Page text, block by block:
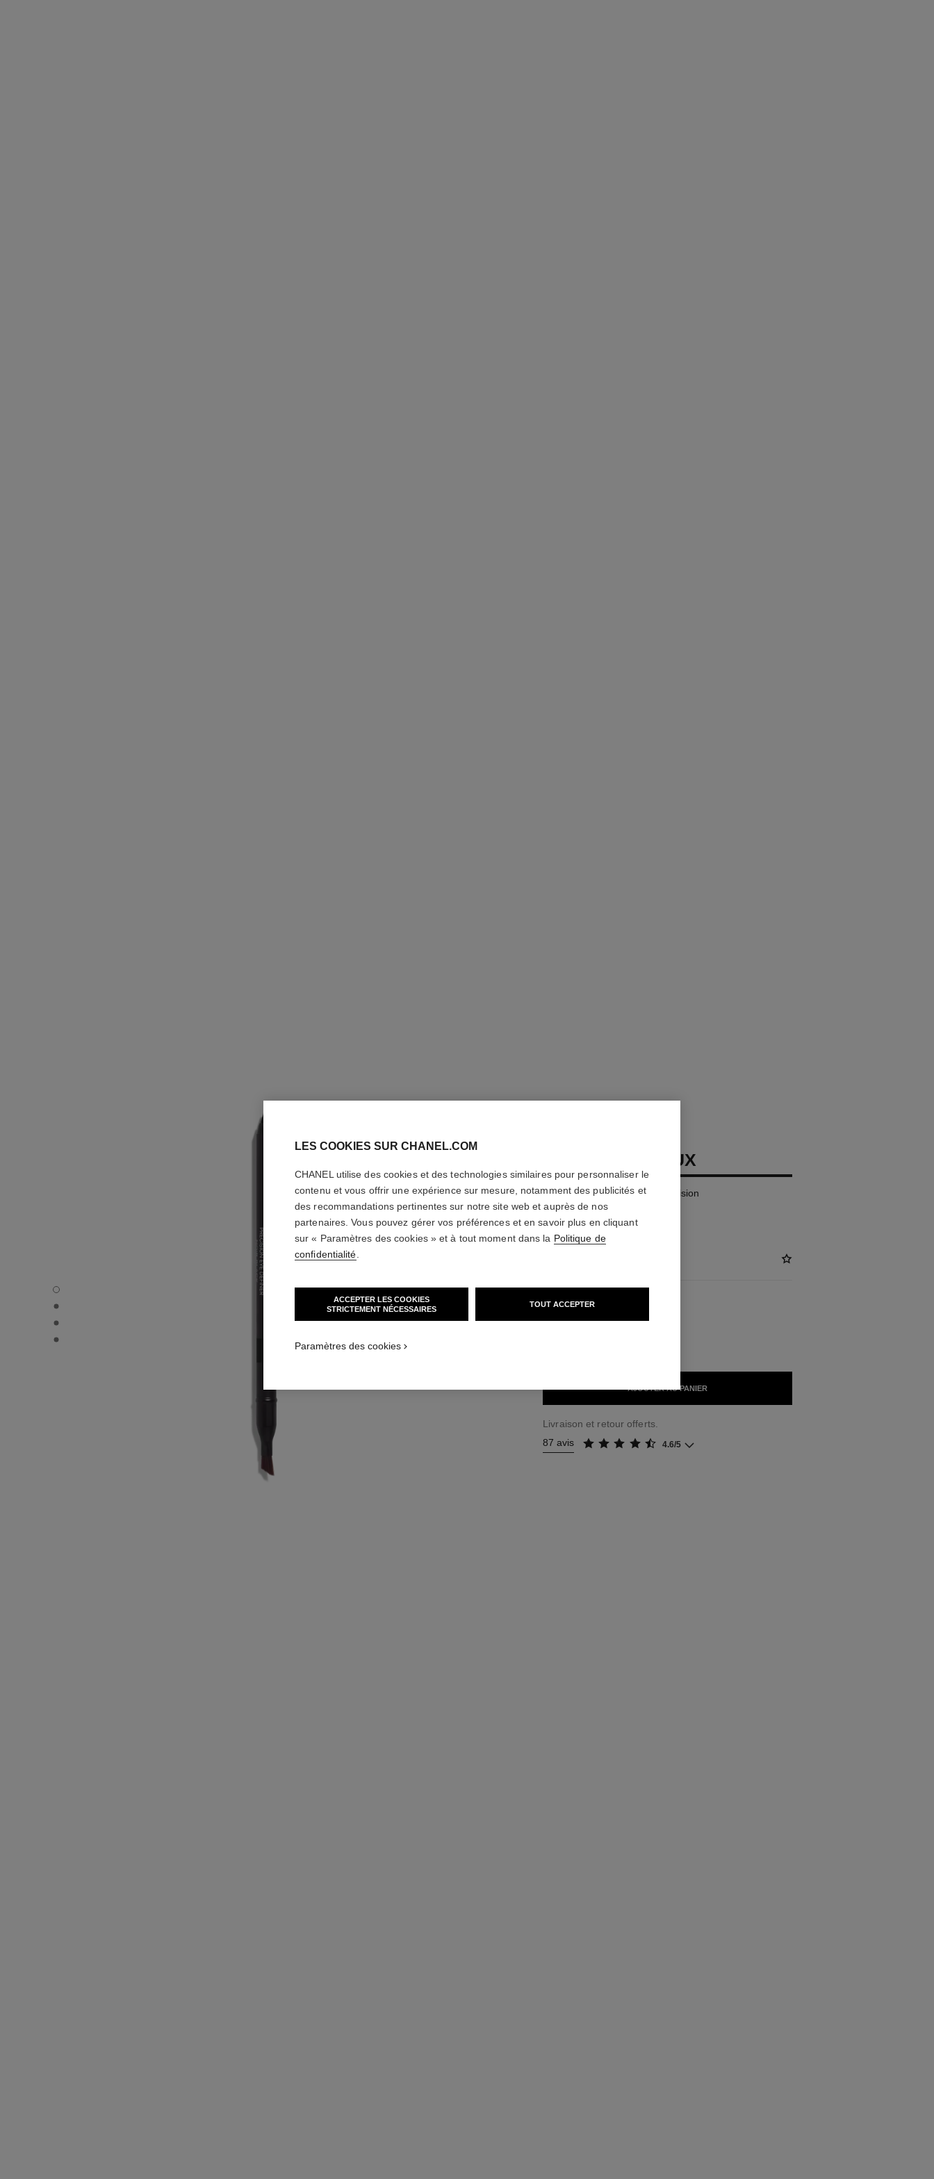
carousel dot
carousel dot
carousel dot
carousel dot
LE CRAYON YEUX
Crayon Contour des Yeux Précision
En savoir plus
7 TEINTES DISPONIBLES
AJOUTER AU PANIER
Livraison et retour offerts.
87 avis
4.6/5
LES COOKIES SUR CHANEL.COM
CHANEL utilise des cookies et des technologies similaires pour personnaliser le
contenu et vous offrir une expérience sur mesure, notamment des publicités et
des recommandations pertinentes sur notre site web et auprès de nos
partenaires. Vous pouvez gérer vos préférences et en savoir plus en cliquant
sur « Paramètres des cookies » et à tout moment dans la Politique de
confidentialité
ACCEPTER LES COOKIES
STRICTEMENT NÉCESSAIRES
TOUT ACCEPTER
Paramètres des cookies